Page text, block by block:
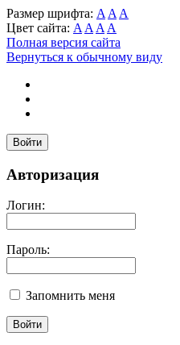
Размер шрифта: A A A
Цвет сайта: A A A A
Полная версия сайта
Вернуться к обычному виду
Войти
Авторизация
Логин:
Пароль:
Запомнить меня